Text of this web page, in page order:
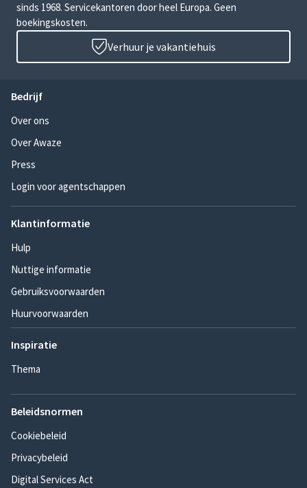
sinds 1968. Servicekantoren door heel Europa. Geen
boekingskosten.
Verhuur je vakantiehuis
Bedrijf
Over ons
Over Awaze
Press
Login voor agentschappen
Klantinformatie
Hulp
Nuttige informatie
Gebruiksvoorwaarden
Huurvoorwaarden
Inspiratie
Thema
Beleidsnormen
Cookiebeleid
Privacybeleid
Digital Services Act